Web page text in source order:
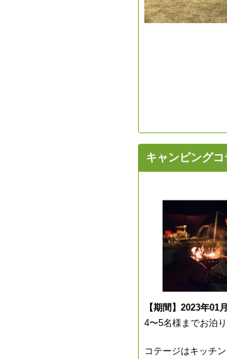
キャンピング
【期間】2023年01
4〜5名様までお泊
コテージはキッチ